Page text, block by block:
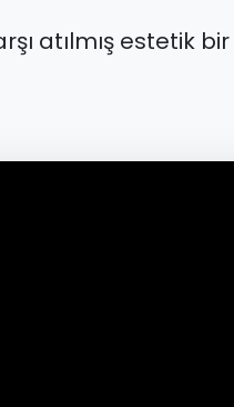
atılmış estetik